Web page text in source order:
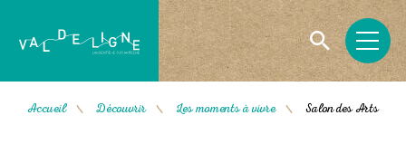
Accueil / Découvrir / Les moments à vivre / Salon des Arts